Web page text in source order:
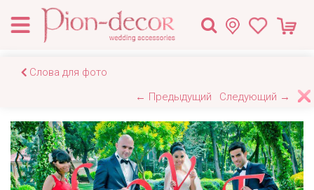
Слова для фото
← Предыдущий
Следующий →